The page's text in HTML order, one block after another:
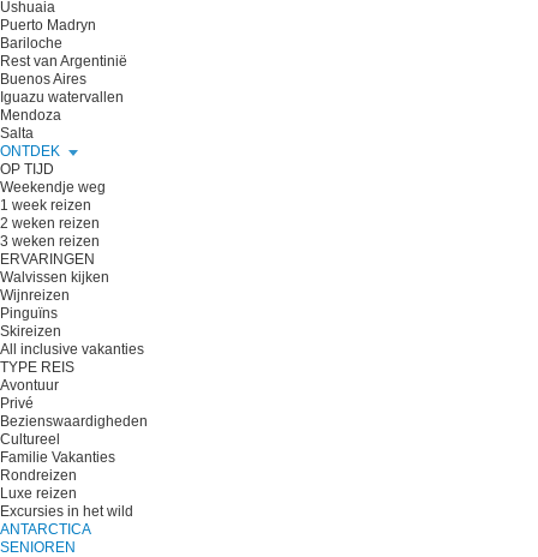
Ushuaia
Puerto Madryn
Bariloche
Rest van Argentinië
Buenos Aires
Iguazu watervallen
Mendoza
Salta
ONTDEK
OP TIJD
Weekendje weg
1 week reizen
2 weken reizen
3 weken reizen
ERVARINGEN
Walvissen kijken
Wijnreizen
Pinguïns
Skireizen
All inclusive vakanties
TYPE REIS
Avontuur
Privé
Bezienswaardigheden
Cultureel
Familie Vakanties
Rondreizen
Luxe reizen
Excursies in het wild
ANTARCTICA
SENIOREN